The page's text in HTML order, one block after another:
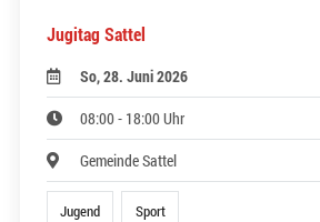
Jugitag Sattel
So, 28. Juni 2026
08:00 - 18:00 Uhr
Gemeinde Sattel
Jugend Sport